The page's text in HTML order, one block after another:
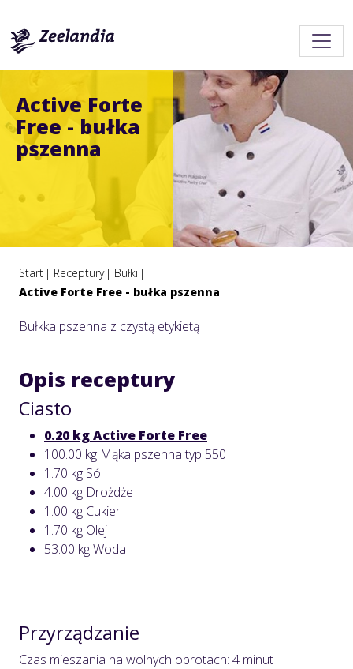
Active Forte
Free - bułka
pszenna
Start Receptury
Bułki
Active Forte Free - bułka pszenna
Bułkka pszenna z czystą etykietą
Opis receptury
Ciasto
0.20 kg Active Forte Free
100.00 kg Mąka pszenna typ 550
1.70 kg Sól
4.00 kg Drożdże
1.00 kg Cukier
1.70 kg Olej
53.00 kg Woda
Przyrządzanie
Czas mieszania na wolnych obrotach: 4 minut